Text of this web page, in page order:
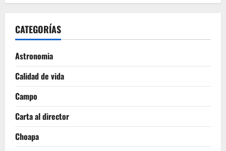
CATEGORÍAS
Astronomia
Calidad de vida
Campo
Carta al director
Choapa